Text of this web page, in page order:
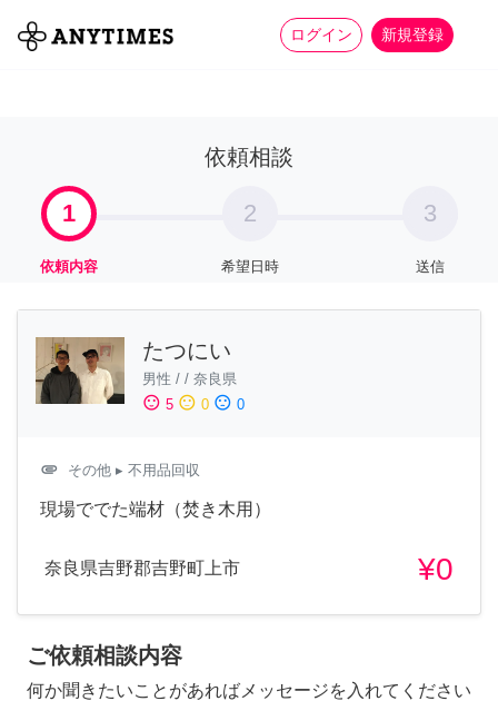
ログイン 新規登録
全て 家事 more_horiz
依頼相談
1
依頼内容
2
希望日時
3
送信
たつにい
男性 / / 奈良県
sentiment_satisfied 5 sentiment_neutral 0 sentiment_dissatisfied 0
attachment その他 ▸ 不用品回収
現場ででた端材（焚き木用）
奈良県吉野郡吉野町上市 ¥0
ご依頼相談内容
何か聞きたいことがあればメッセージを入れてください